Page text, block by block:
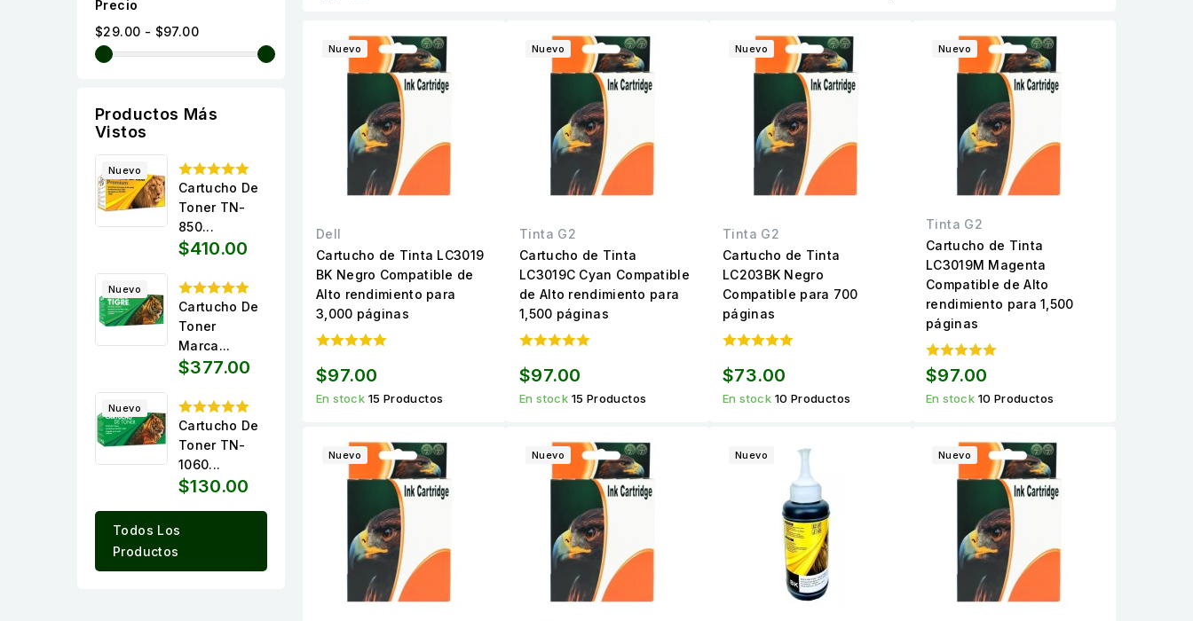
Precio
$29.00 - $97.00
Productos Más
Vistos
Nuevo
Cartucho De
Toner TN-
850...
$410.00
Nuevo
Cartucho De
Toner
Marca...
$377.00
Nuevo
Cartucho De
Toner TN-
1060...
$130.00
Todos Los
Productos
Nuevo
Dell
Cartucho de Tinta LC3019
BK Negro Compatible de
Alto rendimiento para
3,000 páginas
$97.00
En stock 15 Productos
Nuevo
Tinta G2
Cartucho de Tinta
LC3019C Cyan Compatible
de Alto rendimiento para
1,500 páginas
$97.00
En stock 15 Productos
Nuevo
Tinta G2
Cartucho de Tinta
LC203BK Negro
Compatible para 700
páginas
$73.00
En stock 10 Productos
Nuevo
Tinta G2
Cartucho de Tinta
LC3019M Magenta
Compatible de Alto
rendimiento para 1,500
páginas
$97.00
En stock 10 Productos
Nuevo Nuevo Nuevo Nuevo